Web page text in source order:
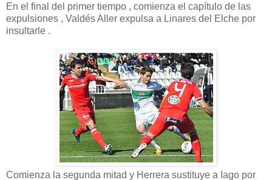
En el final del primer tiempo , comienza el capítulo de las
expulsiones , Valdés Aller expulsa a Linares del Elche por
insultarle .
Comienza la segunda mitad y Herrera sustituye a Iago por